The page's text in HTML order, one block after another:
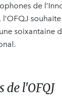
de
soixantaine
l'OFQJ